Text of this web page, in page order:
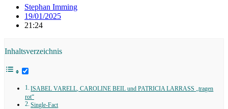
Stephan Imming
19/01/2025
21:24
Inhaltsverzeichnis
ISABEL VARELL, CAROLINE BEIL und PATRICIA LARRASS „tragen
rot“
Single-Fact